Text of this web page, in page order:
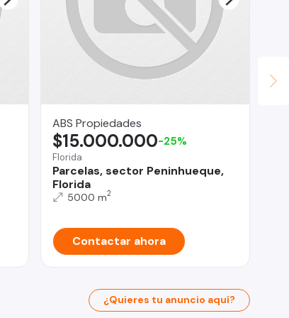
ABS Propiedades
Florida
Parcelas, sector Peninhueque,
Florida
$15.000.000-25%
5000 m2
Contactar ahora
¿Quieres tu anuncio aquí?